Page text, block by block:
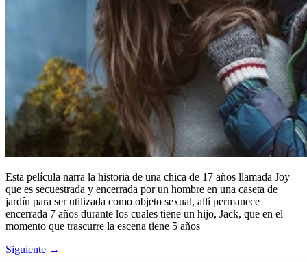
Esta película narra la historia de una chica de 17 años llamada Joy
que es secuestrada y encerrada por un hombre en una caseta de
jardín para ser utilizada como objeto sexual, allí permanece
encerrada 7 años durante los cuales tiene un hijo, Jack, que en el
momento que trascurre la escena tiene 5 años
Siguiente →